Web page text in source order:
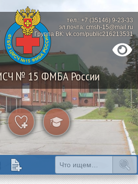
№ 15 ФМБА России
тел.: +7 (35146) 9-23-33
эл.почта: cmsh-15@mail.ru
Группа ВК: vk.com/public216213531